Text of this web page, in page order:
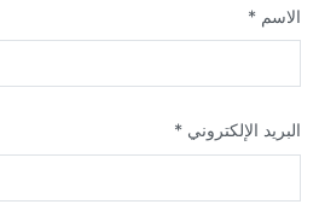
الاسم *
البريد الإلكتروني *